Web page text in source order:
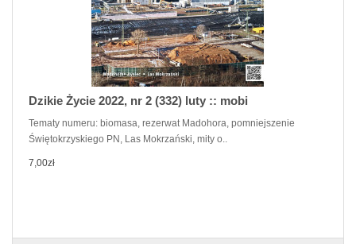
Dzikie Życie 2022, nr 2 (332) luty :: mobi
Tematy numeru: biomasa, rezerwat Madohora, pomniejszenie
Świętokrzyskiego PN, Las Mokrzański, mity o..
7,00zł